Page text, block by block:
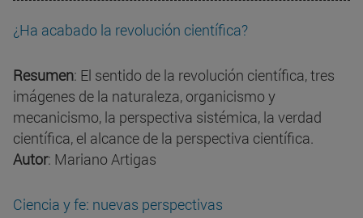
¿Ha acabado la revolución científica?
Resumen: El sentido de la revolución científica, tres
imágenes de la naturaleza, organicismo y
mecanicismo, la perspectiva sistémica, la verdad
científica, el alcance de la perspectiva científica.
Autor: Mariano Artigas
Ciencia y fe: nuevas perspectivas